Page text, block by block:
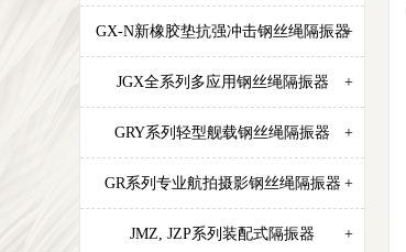
GX-N新橡胶垫抗强冲击钢丝绳隔振器+
JGX全系列多应用钢丝绳隔振器 +
GRY系列轻型舰载钢丝绳隔振器 +
GR系列专业航拍摄影钢丝绳隔振器 +
JMZ, JZP系列装配式隔振器 +